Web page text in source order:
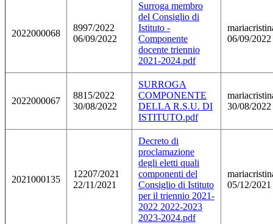
2022000068
8997/2022
06/09/2022
Surroga membro
del Consiglio di
Istituto -
Componente
docente triennio
2021-2024.pdf
06/09/2022
2022000067
8815/2022
30/08/2022
SURROGA
COMPONENTE
DELLA R.S.U. DI
ISTITUTO.pdf
30/08/2022
2021000135
12207/2021
22/11/2021
Decreto di
proclamazione
degli eletti quali
componenti del
Consiglio di Istituto
per il triennio 2021-
2022 2022-2023
2023-2024.pdf
05/12/2021